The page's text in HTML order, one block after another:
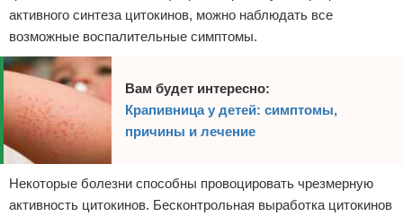
активного синтеза цитокинов, можно наблюдать все
возможные воспалительные симптомы.
Вам будет интересно:
Крапивница у детей: симптомы,
причины и лечение
Некоторые болезни способны провоцировать чрезмерную
активность цитокинов. Бесконтрольная выработка цитокинов